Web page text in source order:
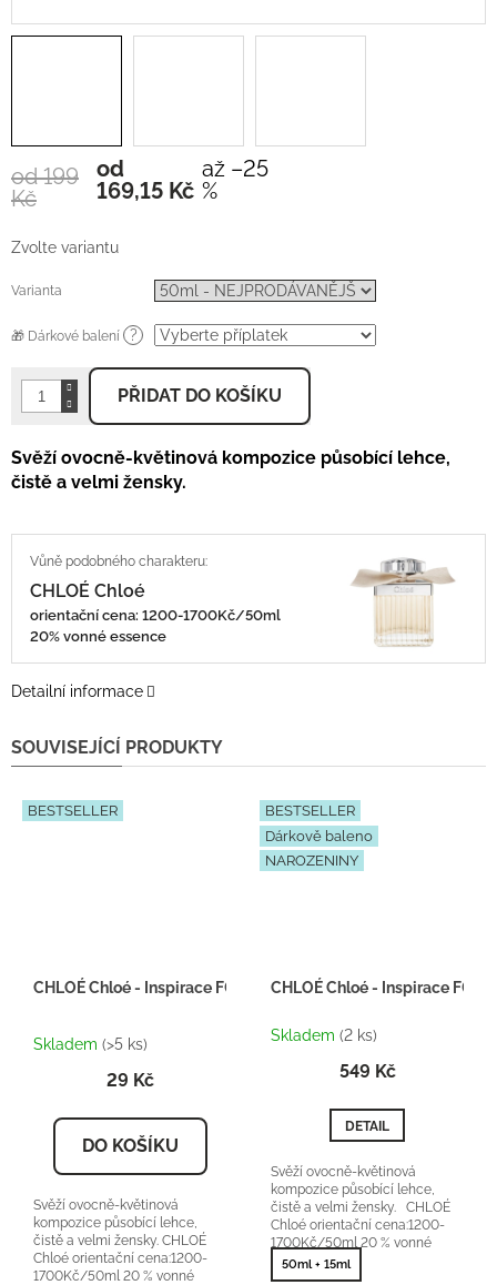
od 199
Kč
až –25
%
od
169,15 Kč Měrná
cena:
Zvolte variantu
Varianta
🎁 Dárkové balení ?
PŘIDAT DO KOŠÍKU
Svěží ovocně-květinová kompozice působící lehce,
čistě a velmi žensky.
CHLOÉ Chloé
orientační cena: 1200-1700Kč/50ml
20% vonné essence
Detailní informace
SOUVISEJÍCÍ PRODUKTY
BESTSELLER
CHLOÉ Chloé - Inspirace F047 - tester 2ml
hodnocení
je
z
5
Skladem (>5 ks)
29 Kč
DO KOŠÍKU
Svěží ovocně-květinová
kompozice působící lehce,
čistě a velmi žensky. CHLOÉ
Chloé orientační cena:1200-
1700Kč/50ml 20 % vonné
BESTSELLER
Dárkově baleno
NAROZENINY
CHLOÉ Chloé - Inspirace
Skladem (2 ks)
549 Kč
DETAIL
Svěží ovocně-květinová
kompozice působící lehce,
čistě a velmi žensky. CHLOÉ
Chloé orientační cena:1200-
1700Kč/50ml 20 % vonné
esence
50ml + 15ml